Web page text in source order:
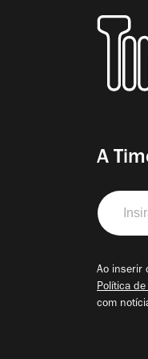
A
Insira
o
seu
Ao inserir
Política
com